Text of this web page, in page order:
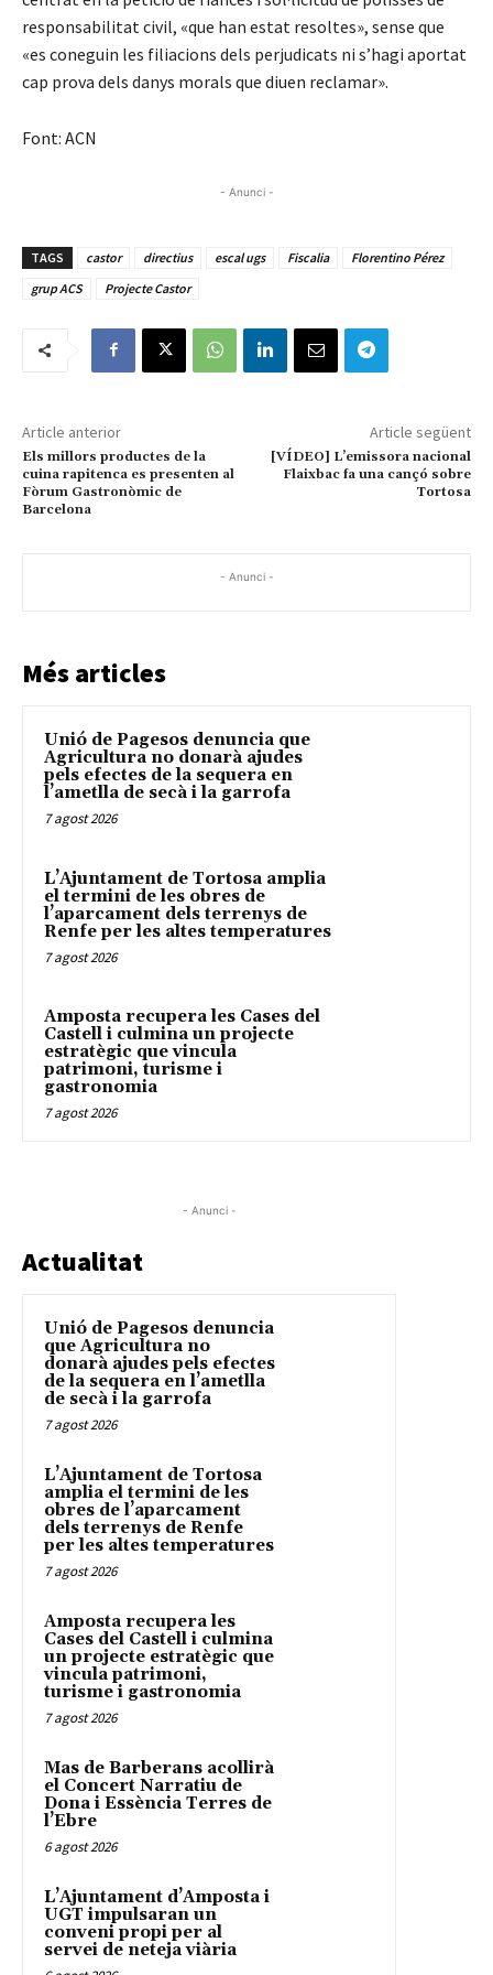
responsabilitat civil, «que han estat resoltes», sense que
«es coneguin les filiacions dels perjudicats ni s’hagi aportat
cap prova dels danys morals que diuen reclamar».
Font: ACN
- Anunci -
TAGS castor directius escal ugs Fiscalia
Florentino Pérez
grup ACS
Projecte Castor
Article anterior
Els millors productes de la
cuina rapitenca es presenten al
Fòrum Gastronòmic de
Barcelona
Article següent
[VÍDEO] L’emissora nacional
Flaixbac fa una cançó sobre
Tortosa
- Anunci -
Més articles
Unió de Pagesos denuncia que
Agricultura no donarà ajudes
pels efectes de la sequera en
l’ametlla de secà i la garrofa
7 agost 2026
L’Ajuntament de Tortosa amplia
el termini de les obres de
l’aparcament dels terrenys de
Renfe per les altes temperatures
7 agost 2026
Amposta recupera les Cases del
Castell i culmina un projecte
estratègic que vincula
patrimoni, turisme i
gastronomia
7 agost 2026
- Anunci -
Actualitat
Unió de Pagesos denuncia
que Agricultura no
donarà ajudes pels efectes
de la sequera en l’ametlla
de secà i la garrofa
7 agost 2026
L’Ajuntament de Tortosa
amplia el termini de les
obres de l’aparcament
dels terrenys de Renfe
per les altes temperatures
7 agost 2026
Amposta recupera les
Cases del Castell i culmina
un projecte estratègic que
vincula patrimoni,
turisme i gastronomia
7 agost 2026
Mas de Barberans acollirà
el Concert Narratiu de
Dona i Essència Terres de
l’Ebre
6 agost 2026
L’Ajuntament d’Amposta i
UGT impulsaran un
conveni propi per al
servei de neteja viària